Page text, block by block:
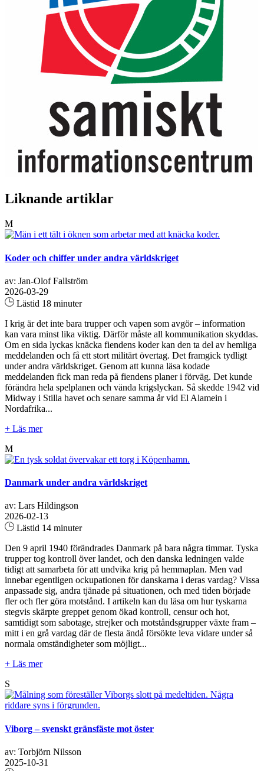
Liknande artiklar
M
Koder och chiffer under andra världskriget
av: Jan-Olof Fallström
2026-03-29
Lästid 18 minuter
I krig är det inte bara trupper och vapen som avgör – information
kan vara minst lika viktig. Därför måste all kommunikation skyddas.
Om en sida lyckas knäcka fiendens koder kan den ta del av hemliga
meddelanden och få ett stort militärt övertag. Det framgick tydligt
under andra världskriget. Genom att kunna läsa kodade
meddelanden fick man reda på fiendens planer i förväg. Det kunde
förändra hela spelplanen och vända krigslyckan. Så skedde 1942 vid
Midway i Stilla havet och senare samma år vid El Alamein i
Nordafrika...
+ Läs mer
M
Danmark under andra världskriget
av: Lars Hildingson
2026-02-13
Lästid 14 minuter
Den 9 april 1940 förändrades Danmark på bara några timmar. Tyska
trupper tog kontroll över landet, och den danska ledningen valde
tidigt att samarbeta för att undvika krig på hemmaplan. Men vad
innebar egentligen ockupationen för danskarna i deras vardag? Vissa
anpassade sig, andra tjänade på situationen, och med tiden började
fler och fler göra motstånd. I artikeln kan du läsa om hur tyskarna
stegvis skärpte greppet genom ökad kontroll, censur och hot,
samtidigt som sabotage, strejker och motståndsgrupper växte fram –
mitt i en grå vardag där de flesta ändå försökte leva vidare under så
normala omständigheter som möjligt...
+ Läs mer
S
Viborg – svenskt gränsfäste mot öster
av: Torbjörn Nilsson
2025-10-31